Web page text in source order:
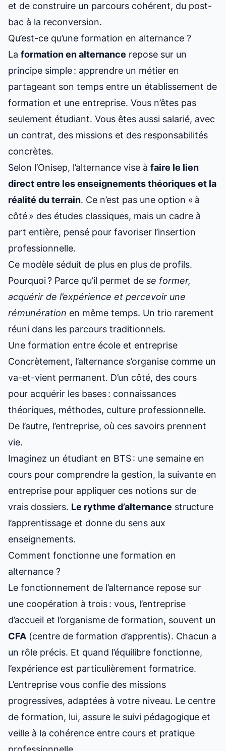
et de construire un parcours cohérent, du post-
bac à la reconversion.
Qu’est-ce qu’une formation en alternance ?
La formation en alternance repose sur un
principe simple : apprendre un métier en
partageant son temps entre un établissement de
formation et une entreprise. Vous n’êtes pas
seulement étudiant. Vous êtes aussi salarié, avec
un contrat, des missions et des responsabilités
concrètes.
Selon l’Onisep, l’alternance vise à faire le lien
direct entre les enseignements théoriques et la
réalité du terrain. Ce n’est pas une option « à
côté » des études classiques, mais un cadre à
part entière, pensé pour favoriser l’insertion
professionnelle.
Ce modèle séduit de plus en plus de profils.
Pourquoi ? Parce qu’il permet de se former,
acquérir de l’expérience et percevoir une
rémunération en même temps. Un trio rarement
réuni dans les parcours traditionnels.
Une formation entre école et entreprise
Concrètement, l’alternance s’organise comme un
va-et-vient permanent. D’un côté, des cours
pour acquérir les bases : connaissances
théoriques, méthodes, culture professionnelle.
De l’autre, l’entreprise, où ces savoirs prennent
vie.
Imaginez un étudiant en BTS : une semaine en
cours pour comprendre la gestion, la suivante en
entreprise pour appliquer ces notions sur de
vrais dossiers. Le rythme d’alternance structure
l’apprentissage et donne du sens aux
enseignements.
Comment fonctionne une formation en
alternance ?
Le fonctionnement de l’alternance repose sur
une coopération à trois : vous, l’entreprise
d’accueil et l’organisme de formation, souvent un
CFA (centre de formation d’apprentis). Chacun a
un rôle précis. Et quand l’équilibre fonctionne,
l’expérience est particulièrement formatrice.
L’entreprise vous confie des missions
progressives, adaptées à votre niveau. Le centre
de formation, lui, assure le suivi pédagogique et
veille à la cohérence entre cours et pratique